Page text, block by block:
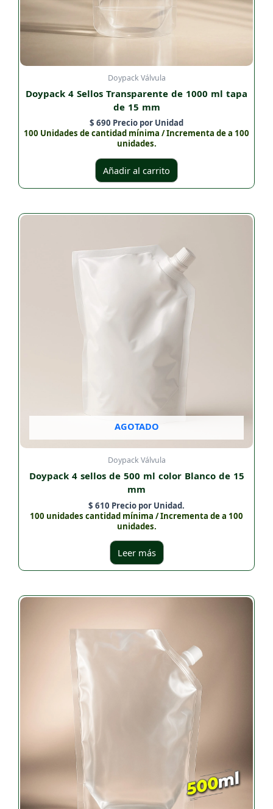
Doypack Válvula
Doypack 4 Sellos Transparente de 1000 ml tapa
de 15 mm
$ 690 Precio por Unidad
100 Unidades de cantidad mínima / Incrementa de a 100
unidades.
Añadir al carrito
AGOTADO
Doypack Válvula
Doypack 4 sellos de 500 ml color Blanco de 15
mm
$ 610 Precio por Unidad.
100 unidades cantidad mínima / Incrementa de a 100
unidades.
Leer más